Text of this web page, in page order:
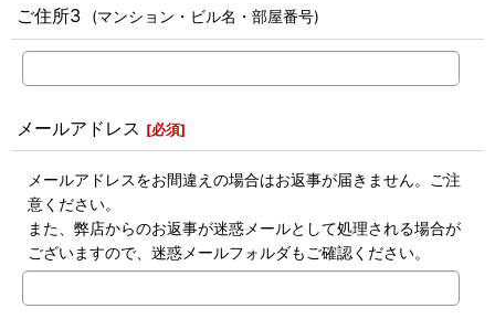
ご住所3 (マンション・ビル名・部屋番号)
メールアドレス [必須]
メールアドレスをお間違えの場合はお返事が届きません。ご注
意ください。
また、弊店からのお返事が迷惑メールとして処理される場合が
ございますので、迷惑メールフォルダもご確認ください。